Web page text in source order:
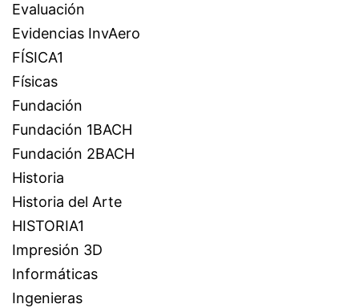
Evaluación
Evidencias InvAero
FÍSICA1
Físicas
Fundación
Fundación 1BACH
Fundación 2BACH
Historia
Historia del Arte
HISTORIA1
Impresión 3D
Informáticas
Ingenieras